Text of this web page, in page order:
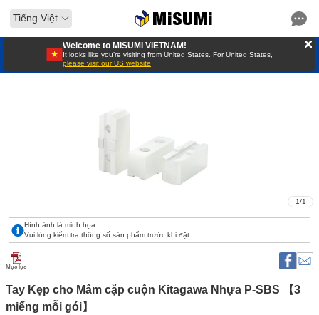
Tiếng Việt
Welcome to MISUMI VIETNAM!
It looks like you’re visiting from United States. For United States,
please visit our US website
1/1
Hình ảnh là minh họa.
Vui lòng kiểm tra thông số sản phẩm trước khi đặt.
Mục lục
Tay Kẹp cho Mâm cặp cuộn Kitagawa Nhựa P-SBS 【3
miếng mỗi gói】